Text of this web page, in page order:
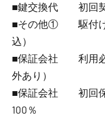
■鍵交換代 初回契
■その他① 駆付け
込）
■保証会社 利用必
外あり）
■保証会社 初回保
100％